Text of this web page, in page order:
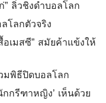
” ลิ่วชิงดำบอลโลก
โลกตัวจริง
เมสซี” สมัยค้าแข้งให้
มพิธีปิดบอลโลก
กรีฑาหญิง’ เห็นด้วย